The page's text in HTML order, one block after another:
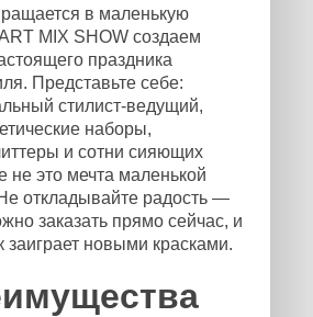
в маленькую
MIX SHOW создаем
праздника
Представьте себе:
стилист-ведущий,
наборы,
и сотни сияющих
не это мечта маленькой
откладывайте радость —
заказать прямо сейчас, и
заиграет новыми красками.